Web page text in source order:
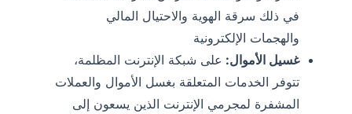
في ذلك سرقة الهوية والاحتيال المالي
والهجمات الإلكترونية
غسيل الأموال: على شبكة الإنترنت المظلمة،
تتوفر الخدمات المتعلقة بغسل الأموال والعملات
المشفرة لمجرمي الإنترنت الذين يسعون إلى